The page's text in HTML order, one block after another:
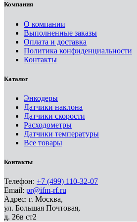
Компания
О компании
Выполненные заказы
Оплата и доставка
Политика конфиденциальности
Контакты
Каталог
Энкодеры
Датчики наклона
Датчики скорости
Расходометры
Датчики температуры
Все товары
Контакты
Телефон: +7 (499) 110-32-07
Email: pr@ifm-rf.ru
Адрес: г. Москва,
ул. Большая Почтовая,
д. 26в ст2